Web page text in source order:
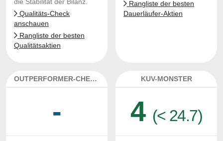
die Stabilität der Bilanz.
Qualitäts-Check
anschauen
Rangliste der besten
Qualitätsaktien
Rangliste der besten
Dauerläufer-Aktien
OUTPERFORMER-CHECK
-
KUV-MONSTER
4 (< 24.7)